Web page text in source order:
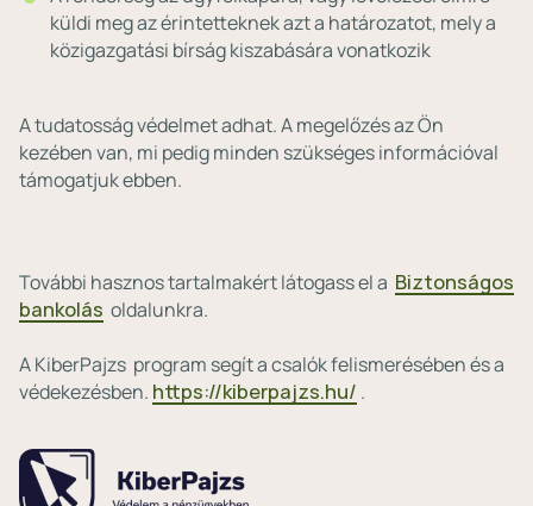
küldi meg az érintetteknek azt a határozatot, mely a
közigazgatási bírság kiszabására vonatkozik
A tudatosság védelmet adhat. A megelőzés az Ön
kezében van, mi pedig minden szükséges információval
támogatjuk ebben.
További hasznos tartalmakért látogass el a Biztonságos
bankolás oldalunkra.
A KiberPajzs program segít a csalók felismerésében és a
védekezésben. https://kiberpajzs.hu/ .